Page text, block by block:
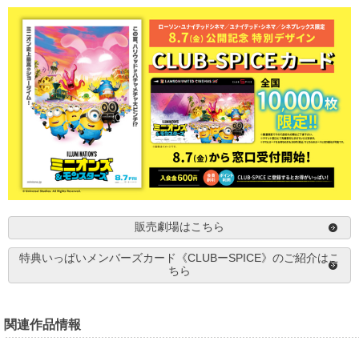
販売劇場はこちら
特典いっぱいメンバーズカード《CLUBーSPICE》のご紹介はこ
ちら
関連作品情報